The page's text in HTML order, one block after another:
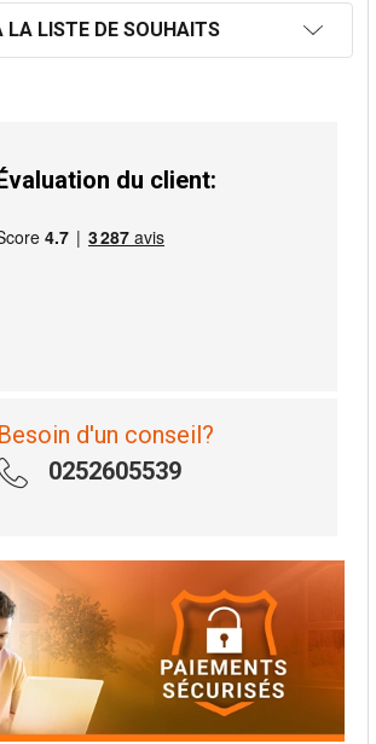
LA LISTE DE SOUHAITS
du client:
Besoin d'un conseil?
0252605539